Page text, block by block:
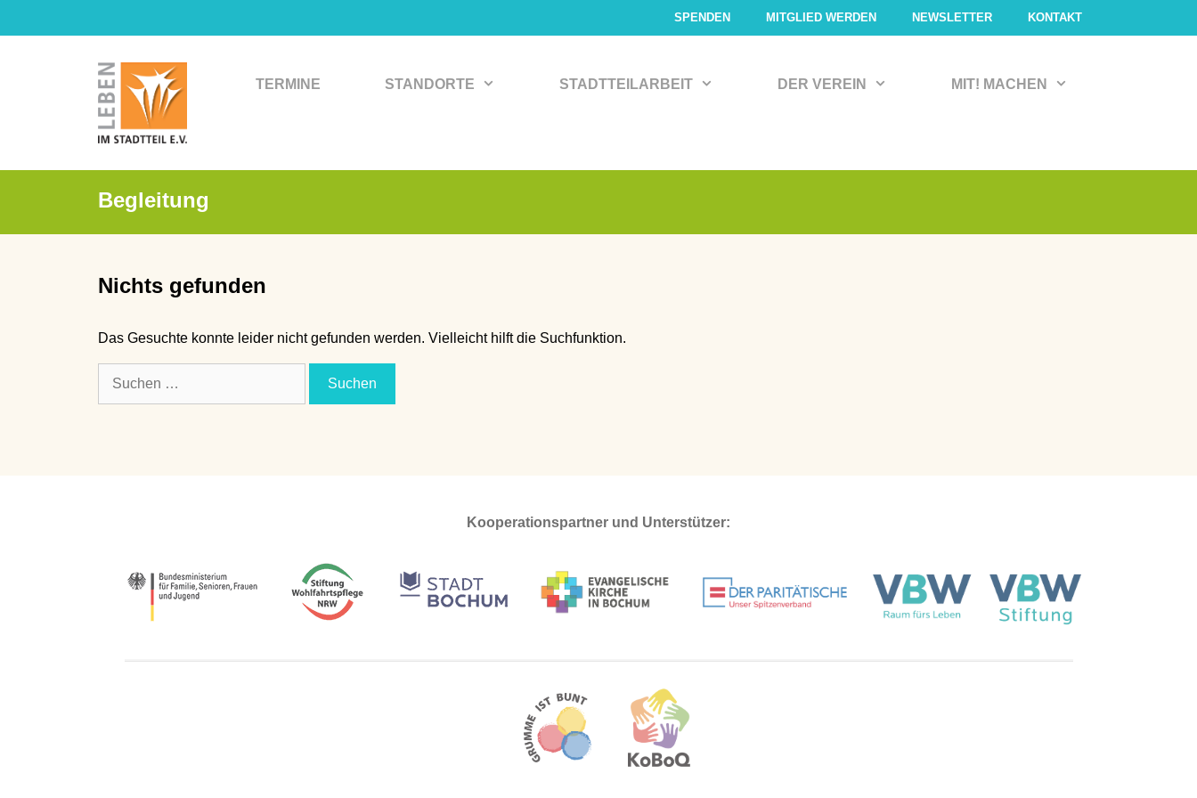
Inhalt
SPENDEN MITGLIED WERDEN NEWSLETTER KONTAKT
TERMINE STANDORTE STADTTEILARBEIT DER VEREIN MIT! MACHEN
Begleitung
Nichts gefunden
Das Gesuchte konnte leider nicht gefunden werden. Vielleicht hilft die Suchfunktion.
Kooperationspartner und Unterstützer: